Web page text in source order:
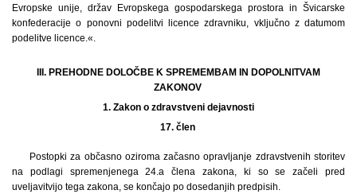
Evropske unije, držav Evropskega gospodarskega prostora in Švicarske
konfederacije o ponovni podelitvi licence zdravniku, vključno z datumom
podelitve licence.«.
III. PREHODNE DOLOČBE K SPREMEMBAM IN DOPOLNITVAM
ZAKONOV
1. Zakon o zdravstveni dejavnosti
17. člen
Postopki za občasno oziroma začasno opravljanje zdravstvenih storitev
na podlagi spremenjenega 24.a člena zakona, ki so se začeli pred
uveljavitvijo tega zakona, se končajo po dosedanjih predpisih.